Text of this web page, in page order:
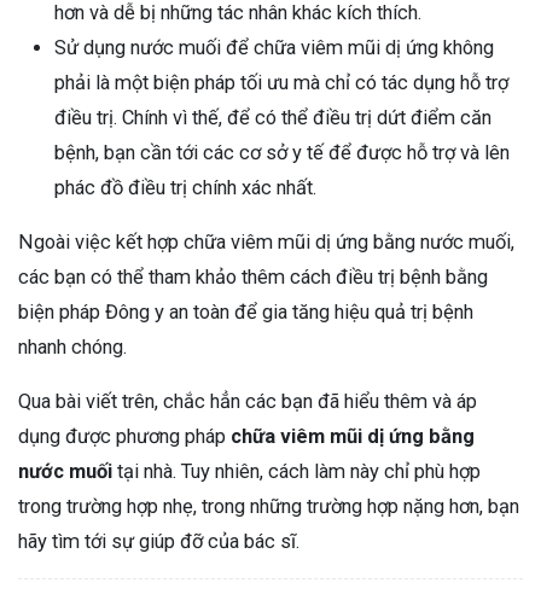
hơn và dễ bị những tác nhân khác kích thích.
Sử dụng nước muối để chữa viêm mũi dị ứng không
phải là một biện pháp tối ưu mà chỉ có tác dụng hỗ trợ
điều trị. Chính vì thế, để có thể điều trị dứt điểm căn
bệnh, bạn cần tới các cơ sở y tế để được hỗ trợ và lên
phác đồ điều trị chính xác nhất.
Ngoài việc kết hợp chữa viêm mũi dị ứng bằng nước muối,
các bạn có thể tham khảo thêm cách điều trị bệnh bằng
biện pháp Đông y an toàn để gia tăng hiệu quả trị bệnh
nhanh chóng.
Qua bài viết trên, chắc hẳn các bạn đã hiểu thêm và áp
dụng được phương pháp chữa viêm mũi dị ứng bằng
nước muối tại nhà. Tuy nhiên, cách làm này chỉ phù hợp
trong trường hợp nhẹ, trong những trường hợp nặng hơn, bạn
hãy tìm tới sự giúp đỡ của bác sĩ.